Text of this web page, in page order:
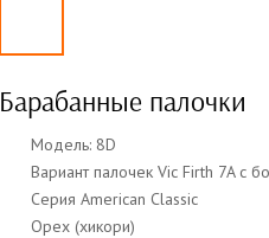
Барабанные палочки
Модель: 8D
Вариант палочек Vic Firth 7A с
Серия American Classic
Орех (хикори)